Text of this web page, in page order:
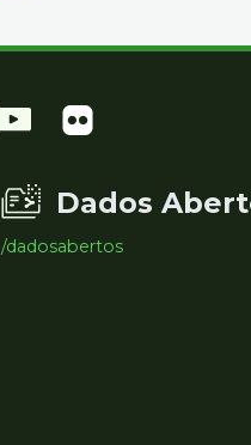
Dados
/dadosabertos